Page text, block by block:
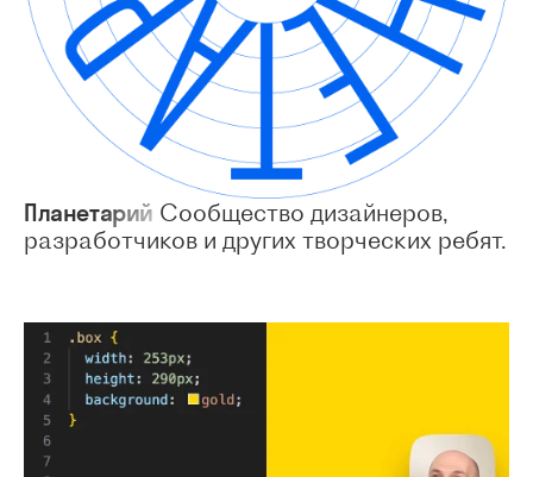
Планетарий Сообщество дизайнеров,
разработчиков и других творческих ребят.